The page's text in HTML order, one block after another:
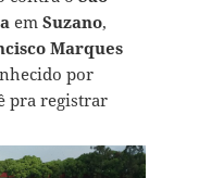
em Suzano,
Marques
por
pra registrar